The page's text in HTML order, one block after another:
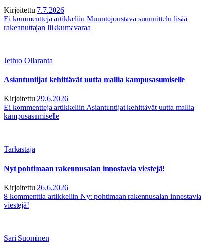
Kirjoitettu 7.7.2026
Ei kommentteja artikkeliin Muuntojoustava suunnittelu lisää
rakennuttajan liikkumavaraa
Jethro Ollaranta
Asiantuntijat kehittävät uutta mallia kampusasumiselle
Kirjoitettu 29.6.2026
Ei kommentteja artikkeliin Asiantuntijat kehittävät uutta mallia
kampusasumiselle
Tarkastaja
Nyt pohtimaan rakennusalan innostavia viestejä!
Kirjoitettu 26.6.2026
8 kommenttia artikkeliin Nyt pohtimaan rakennusalan innostavia
viestejä!
Sari Suominen